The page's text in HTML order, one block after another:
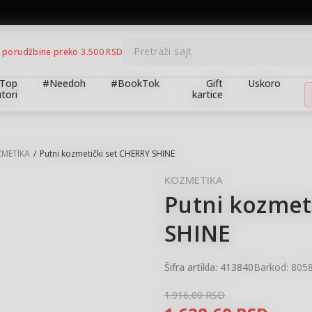
porudžbine preko 3.500 RSD Pretraži sajt
Top
#Needoh #BookTok
Gift
kartice
Uskoro
Putni kozmetički set CHERRY SHINE
KOZMETIKA
Putni
SHINE
Šifra artikla: 413840Barkod:
1.916,00 RSD